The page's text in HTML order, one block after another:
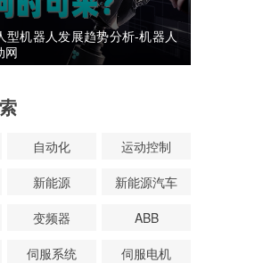
型机器人发展趋势分析-机器人
网
自动化
运动控制
新能源
新能源汽车
变频器
ABB
伺服系统
伺服电机